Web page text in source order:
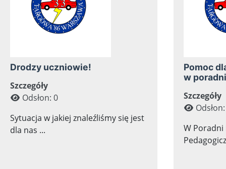
Drodzy uczniowie!
Szczegóły
Odsłon: 0
Sytuacja w jakiej znaleźliśmy się jest
dla nas ...
Pomoc
w poradni
Szczegóły
W Poradni